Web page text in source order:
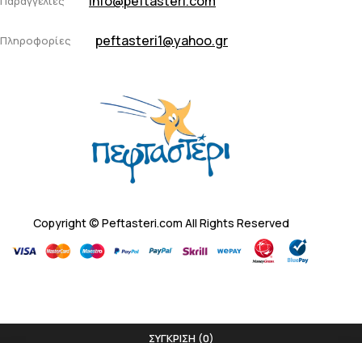
Πληροφορίες peftasteri1@yahoo.gr
Copyright © Peftasteri.com All Rights Reserved
ΣΎΓΚΡΙΣΗ (0)